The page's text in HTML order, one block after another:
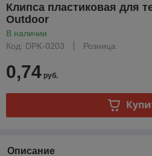
Клипса пластиковая для
Outdoor
В наличии
Код: DPK-0203
Розница
0,74 руб.
Описание